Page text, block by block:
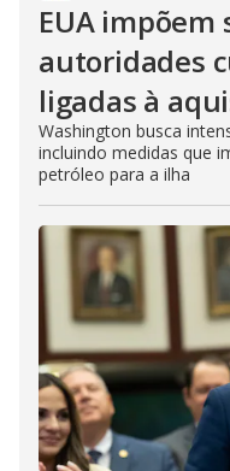
EUA impõem
autoridades
ligadas à
Washington busca
incluindo medidas que
petróleo para a ilha